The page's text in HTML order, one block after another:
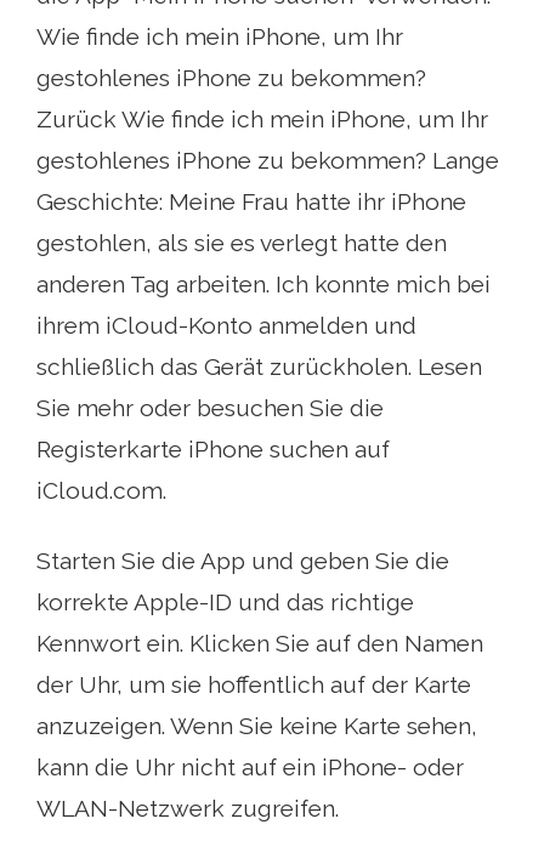
Wie finde ich mein iPhone, um Ihr
gestohlenes iPhone zu bekommen?
Zurück Wie finde ich mein iPhone, um Ihr
gestohlenes iPhone zu bekommen? Lange
Geschichte: Meine Frau hatte ihr iPhone
gestohlen, als sie es verlegt hatte den
anderen Tag arbeiten. Ich konnte mich bei
ihrem iCloud-Konto anmelden und
schließlich das Gerät zurückholen. Lesen
Sie mehr oder besuchen Sie die
Registerkarte iPhone suchen auf
iCloud.com.
Starten Sie die App und geben Sie die
korrekte Apple-ID und das richtige
Kennwort ein. Klicken Sie auf den Namen
der Uhr, um sie hoffentlich auf der Karte
anzuzeigen. Wenn Sie keine Karte sehen,
kann die Uhr nicht auf ein iPhone- oder
WLAN-Netzwerk zugreifen.